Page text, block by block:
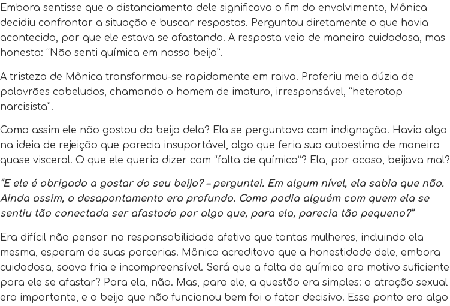
Embora sentisse que o distanciamento dele significava o fim do envolvimento, Mônica
decidiu confrontar a situação e buscar respostas. Perguntou diretamente o que havia
acontecido, por que ele estava se afastando. A resposta veio de maneira cuidadosa, mas
honesta: “Não senti química em nosso beijo”.
A tristeza de Mônica transformou-se rapidamente em raiva. Proferiu meia dúzia de
palavrões cabeludos, chamando o homem de imaturo, irresponsável, “heterotop
narcisista”.
Como assim ele não gostou do beijo dela? Ela se perguntava com indignação. Havia algo
na ideia de rejeição que parecia insuportável, algo que feria sua autoestima de maneira
quase visceral. O que ele queria dizer com “falta de química”? Ela, por acaso, beijava mal?
“E ele é obrigado a gostar do seu beijo? – perguntei. Em algum nível, ela sabia que não.
Ainda assim, o desapontamento era profundo. Como podia alguém com quem ela se
sentiu tão conectada ser afastado por algo que, para ela, parecia tão pequeno?”
Era difícil não pensar na responsabilidade afetiva que tantas mulheres, incluindo ela
mesma, esperam de suas parcerias. Mônica acreditava que a honestidade dele, embora
cuidadosa, soava fria e incompreensível. Será que a falta de química era motivo suficiente
para ele se afastar? Para ela, não. Mas, para ele, a questão era simples: a atração sexual
era importante, e o beijo que não funcionou bem foi o fator decisivo. Esse ponto era algo